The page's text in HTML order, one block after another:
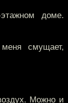
доме.
смущает,
Можно и